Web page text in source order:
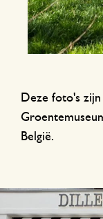
Deze foto's
België.